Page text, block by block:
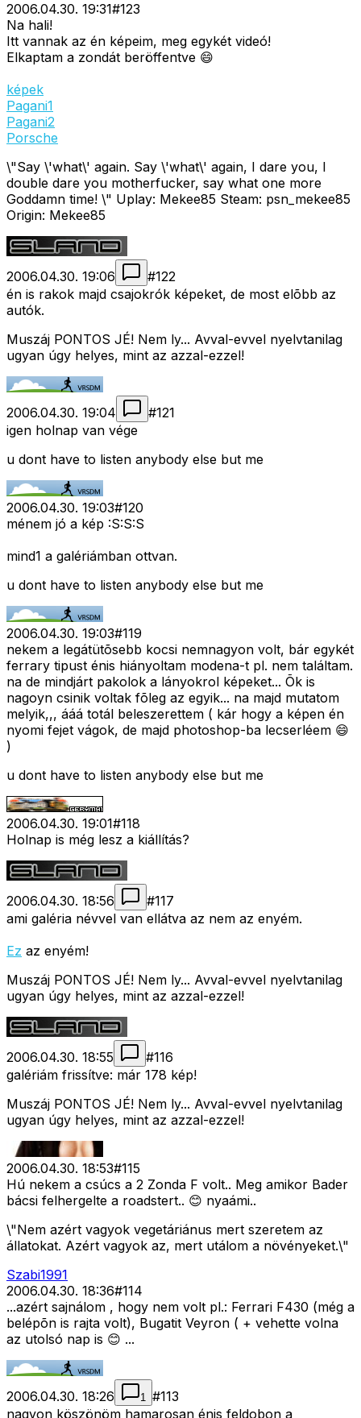
2006.04.30. 19:31#123
Na hali!
Itt vannak az én képeim, meg egykét videó!
Elkaptam a zondát beröffentve 😄
képek
Pagani1
Pagani2
Porsche
\"Say \'what\' again. Say \'what\' again, I dare you, I
double dare you motherfucker, say what one more
Goddamn time! \" Uplay: Mekee85 Steam: psn_mekee85
Origin: Mekee85
2006.04.30. 19:06 #122
én is rakok majd csajokrók képeket, de most elõbb az
autók.
Muszáj PONTOS JÉ! Nem ly... Avval-evvel nyelvtanilag
ugyan úgy helyes, mint az azzal-ezzel!
2006.04.30. 19:04 #121
igen holnap van vége
u dont have to listen anybody else but me
2006.04.30. 19:03#120
ménem jó a kép :S:S:S
mind1 a galériámban ottvan.
u dont have to listen anybody else but me
2006.04.30. 19:03#119
nekem a legátütõsebb kocsi nemnagyon volt, bár egykét
ferrary tipust énis hiányoltam modena-t pl. nem találtam.
na de mindjárt pakolok a lányokrol képeket... Õk is
nagoyn csinik voltak fõleg az egyik... na majd mutatom
melyik,,, ááá totál beleszerettem ( kár hogy a képen én
nyomi fejet vágok, de majd photoshop-ba lecserléem 😄
)
u dont have to listen anybody else but me
2006.04.30. 19:01#118
Holnap is még lesz a kiállítás?
2006.04.30. 18:56 #117
ami galéria névvel van ellátva az nem az enyém.
Ez az enyém!
Muszáj PONTOS JÉ! Nem ly... Avval-evvel nyelvtanilag
ugyan úgy helyes, mint az azzal-ezzel!
2006.04.30. 18:55 #116
galériám frissítve: már 178 kép!
Muszáj PONTOS JÉ! Nem ly... Avval-evvel nyelvtanilag
ugyan úgy helyes, mint az azzal-ezzel!
2006.04.30. 18:53#115
Hú nekem a csúcs a 2 Zonda F volt.. Meg amikor Bader
bácsi felhergelte a roadstert.. 😊 nyaámi..
\"Nem azért vagyok vegetáriánus mert szeretem az
állatokat. Azért vagyok az, mert utálom a növényeket.\"
Szabi1991
2006.04.30. 18:36#114
...azért sajnálom , hogy nem volt pl.: Ferrari F430 (még a
belépõn is rajta volt), Bugatit Veyron ( + vehette volna
az utolsó nap is 😊 ...
2006.04.30. 18:26 1 #113
nagyon köszönöm hamarosan énis feldobon a